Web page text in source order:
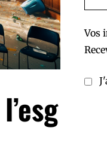
Vos